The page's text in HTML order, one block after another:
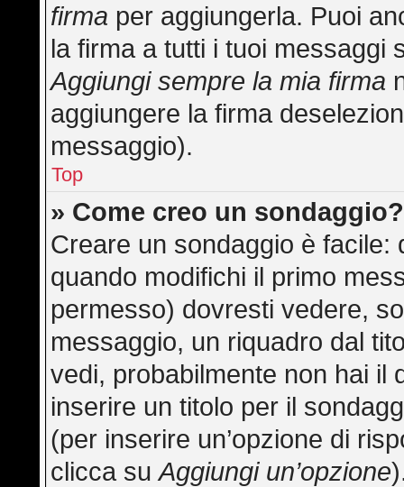
firma per aggiungerla. Puoi
la firma a tutti i tuoi messaggi
Aggiungi sempre la mia firma
aggiungere la firma
messaggio).
Top
» Come creo un sondaggio?
Creare un sondaggio è
quando modifichi il primo
permesso) dovresti vedere,
messaggio, un riquadro dal
vedi, probabilmente non hai il
inserire un titolo per il
(per inserire un’opzione di
clicca suAggiungi un’opzione